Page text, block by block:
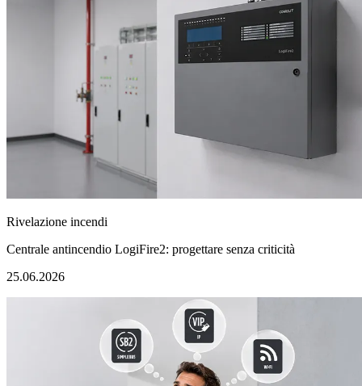
Rivelazione incendi
Centrale antincendio LogiFire2: progettare senza criticità
25.06.2026